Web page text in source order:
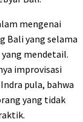
mengenai
Bali yang selama
mendetail.
improvisasi
pula, bahwa
yang tidak